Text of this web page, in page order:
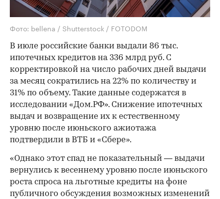
Фото: bellena / Shutterstock / FOTODOM
В июле российские банки выдали 86 тыс.
ипотечных кредитов на 336 млрд руб. С
корректировкой на число рабочих дней выдачи
за месяц сократились на 22% по количеству и
31% по объему. Такие данные содержатся в
исследовании «Дом.РФ». Снижение ипотечных
выдач и возвращение их к естественному
уровню после июньского ажиотажа
подтвердили в ВТБ и «Сбере».
«Однако этот спад не показательный — выдачи
вернулись к весеннему уровню после июньского
роста спроса на льготные кредиты на фоне
публичного обсуждения возможных изменений